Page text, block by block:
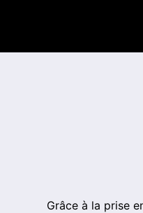
Grâce à la prise